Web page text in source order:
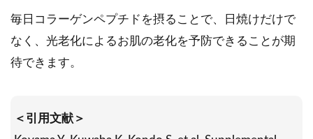
毎日コラーゲンペプチドを摂ることで、日焼けだけで
なく、光老化によるお肌の老化を予防できることが期
待できます。
＜引用文献＞